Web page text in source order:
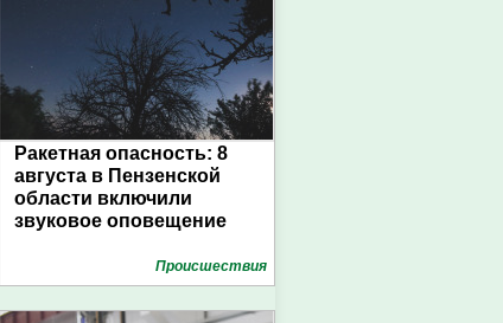
Ракетная опасность: 8
августа в Пензенской
области включили
звуковое оповещение
Проиcшествия